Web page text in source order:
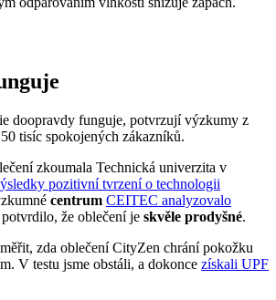
doopravdy funguje, potvrzují výzkumy z
tisíc spokojených zákazníků.
zkoumala Technická univerzita v
pozitivní tvrzení o technologii
centrum CEITEC analyzovalo
potvrdilo, že oblečení je skvěle prodyšné.
zda oblečení CityZen chrání pokožku
V testu jsme obstáli, a dokonce získali UPF